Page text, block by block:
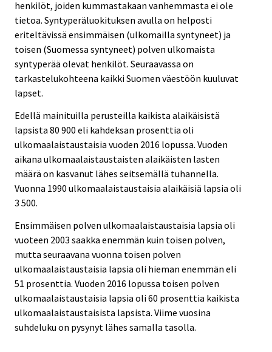
henkilöt, joiden kummastakaan vanhemmasta ei ole
tietoa. Syntyperäluokituksen avulla on helposti
eriteltävissä ensimmäisen (ulkomailla syntyneet) ja
toisen (Suomessa syntyneet) polven ulkomaista
syntyperää olevat henkilöt. Seuraavassa on
tarkastelukohteena kaikki Suomen väestöön kuuluvat
lapset.
Edellä mainituilla perusteilla kaikista alaikäisistä
lapsista 80 900 eli kahdeksan prosenttia oli
ulkomaalaistaustaisia vuoden 2016 lopussa. Vuoden
aikana ulkomaalaistaustaisten alaikäisten lasten
määrä on kasvanut lähes seitsemällä tuhannella.
Vuonna 1990 ulkomaalaistaustaisia alaikäisiä lapsia oli
3 500.
Ensimmäisen polven ulkomaalaistaustaisia lapsia oli
vuoteen 2003 saakka enemmän kuin toisen polven,
mutta seuraavana vuonna toisen polven
ulkomaalaistaustaisia lapsia oli hieman enemmän eli
51 prosenttia. Vuoden 2016 lopussa toisen polven
ulkomaalaistaustaisia lapsia oli 60 prosenttia kaikista
ulkomaalaistaustaisista lapsista. Viime vuosina
suhdeluku on pysynyt lähes samalla tasolla.